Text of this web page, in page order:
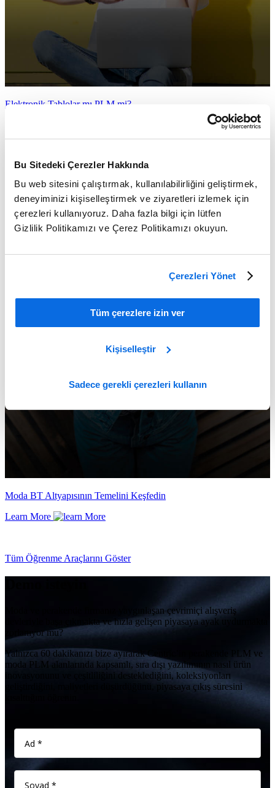
Bu Sitedeki Çerezler Hakkında
Bu web sitesini çalıştırmak, kullanılabilirliğini geliştirmek,
deneyiminizi kişiselleştirmek ve ziyaretleri izlemek için
çerezleri kullanıyoruz. Daha fazla bilgi için lütfen
Gizlilik Politikamızı ve Çerez Politikamızı okuyun.
Çerezleri Yönet
Tüm çerezlere izin ver
Kişiselleştir
Sadece gerekli çerezleri kullanın
Elektronik Tablolar mı PLM mi?
Moda BT Altyapısının Temelini Keşfedin
Learn More
Tüm Öğrenme Araçlarını Göster
Moda ve perakende firmanız yaygınlaşan çevrimiçi alışveriş
devleriyle başa çıkmakta ve hızla gelişen piyasaya ayak uydurmakta
zorlanıyor mu?
Yalnızca 60 dakikanızı bize ayırarak Centric’in perakende PLM ve
moda PLM alanlarında kapsamlı, sıra dışı yazılımının nasıl ürün
inovasyonunu ve çeşitliliğini desteklediğini, koleksiyonları
geliştirdiğini, maliyetleri düşürdüğünü, piyasaya çıkış süresini